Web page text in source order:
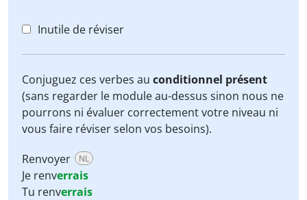
Inutile de réviser
Conjuguez ces verbes au conditionnel présent
(sans regarder le module au-dessus sinon nous ne
pourrons ni évaluer correctement votre niveau ni
vous faire réviser selon vos besoins).
Renvoyer
NL
Je renverrais
Tu renverrais